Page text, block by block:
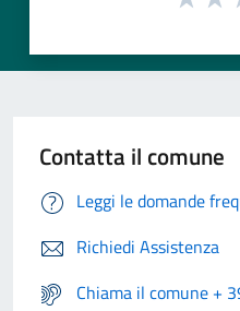
Contatta il comune
Leggi le domande
Richiedi Assistenza
Chiama il comune +